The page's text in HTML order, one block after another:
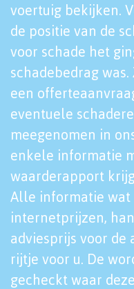
voertuig bekijken.
de positie van de
voor schade het
schadebedrag
een
eventuele
meegenomen in
enkele informatie
waarderapport
Alle informatie
internetprijzen,
adviesprijs voor de
rijtje voor u. De
gecheckt waar